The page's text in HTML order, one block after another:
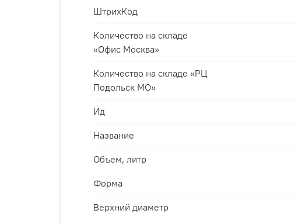
ШтрихКод
Количество на складе
«Офис Москва»
Количество на складе «РЦ
Подольск МО»
Ид
Название
Объем, литр
Форма
Верхний диаметр